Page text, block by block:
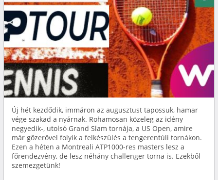
Új hét kezdődik, immáron az augusztust tapossuk, hamar
vége szakad a nyárnak. Rohamosan közeleg az idény
negyedik-, utolsó Grand Slam tornája, a US Open, amire
már gőzerővel folyik a felkészülés a tengerentúli tornákon.
Ezen a héten a Montreali ATP1000-res masters lesz a
főrendezvény, de lesz néhány challenger torna is. Ezekből
szemezgetünk!